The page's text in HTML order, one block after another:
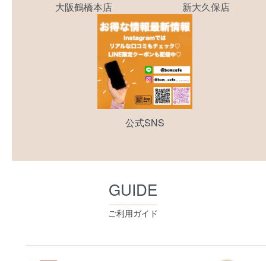
大阪鶴橋本店 新大久保店
公式SNS
GUIDE
ご利用ガイド